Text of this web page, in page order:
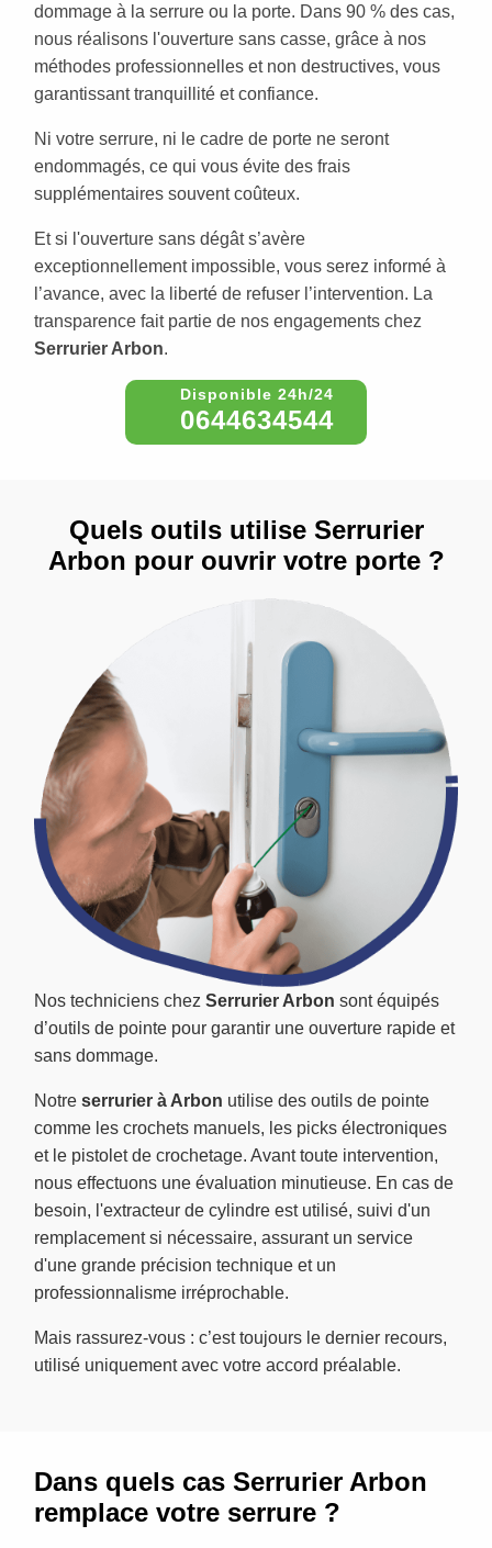
dommage à la serrure ou la porte. Dans 90 % des cas,
nous réalisons l'ouverture sans casse, grâce à nos
méthodes professionnelles et non destructives, vous
garantissant tranquillité et confiance.
Ni votre serrure, ni le cadre de porte ne seront
endommagés, ce qui vous évite des frais
supplémentaires souvent coûteux.
Et si l'ouverture sans dégât s’avère
exceptionnellement impossible, vous serez informé à
l’avance, avec la liberté de refuser l’intervention. La
transparence fait partie de nos engagements chez
Serrurier Arbon.
0644634544
Nos techniciens chez Serrurier Arbon sont équipés
d’outils de pointe pour garantir une ouverture rapide et
sans dommage.
Notre serrurier à Arbon utilise des outils de pointe
comme les crochets manuels, les picks électroniques
et le pistolet de crochetage. Avant toute intervention,
nous effectuons une évaluation minutieuse. En cas de
besoin, l'extracteur de cylindre est utilisé, suivi d'un
remplacement si nécessaire, assurant un service
d'une grande précision technique et un
professionnalisme irréprochable.
Mais rassurez-vous : c’est toujours le dernier recours,
utilisé uniquement avec votre accord préalable.
Quels outils utilise Serrurier
Arbon pour ouvrir votre porte ?
Dans quels cas Serrurier Arbon
remplace votre serrure ?